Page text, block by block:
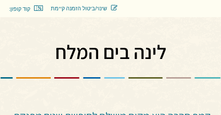
קוד קופון: שינוי/ביטול הזמנה קיימת
לינה בים המלח